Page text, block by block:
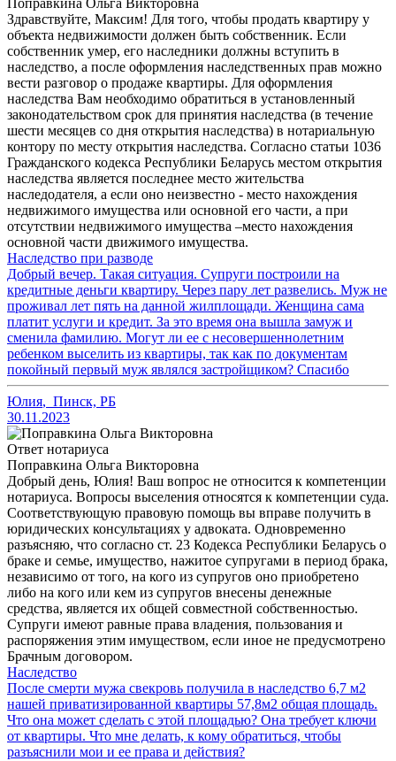
Поправкина Ольга Викторовна
Здравствуйте, Максим! Для того, чтобы продать квартиру у
объекта недвижимости должен быть собственник. Если
собственник умер, его наследники должны вступить в
наследство, а после оформления наследственных прав можно
вести разговор о продаже квартиры. Для оформления
наследства Вам необходимо обратиться в установленный
законодательством срок для принятия наследства (в течение
шести месяцев со дня открытия наследства) в нотариальную
контору по месту открытия наследства. Согласно статьи 1036
Гражданского кодекса Республики Беларусь местом открытия
наследства является последнее место жительства
наследодателя, а если оно неизвестно - место нахождения
недвижимого имущества или основной его части, а при
отсутствии недвижимого имущества –место нахождения
основной части движимого имущества.
Наследство при разводе
Добрый вечер. Такая ситуация. Супруги построили на
кредитные деньги квартиру. Через пару лет развелись. Муж не
проживал лет пять на данной жилплощади. Женщина сама
платит услуги и кредит. За это время она вышла замуж и
сменила фамилию. Могут ли ее с несовершеннолетним
ребенком выселить из квартиры, так как по документам
покойный первый муж являлся застройщиком? Спасибо
Юлия, Пинск, РБ
30.11.2023
Ответ нотариуса
Поправкина Ольга Викторовна
Добрый день, Юлия! Ваш вопрос не относится к компетенции
нотариуса. Вопросы выселения относятся к компетенции суда.
Соответствующую правовую помощь вы вправе получить в
юридических консультациях у адвоката. Одновременно
разъясняю, что согласно ст. 23 Кодекса Республики Беларусь о
браке и семье, имущество, нажитое супругами в период брака,
независимо от того, на кого из супругов оно приобретено
либо на кого или кем из супругов внесены денежные
средства, является их общей совместной собственностью.
Супруги имеют равные права владения, пользования и
распоряжения этим имуществом, если иное не предусмотрено
Брачным договором.
Наследство
После смерти мужа свекровь получила в наследство 6,7 м2
нашей приватизированной квартиры 57,8м2 общая площадь.
Что она может сделать с этой площадью? Она требует ключи
от квартиры. Что мне делать, к кому обратиться, чтобы
разъяснили мои и ее права и действия?